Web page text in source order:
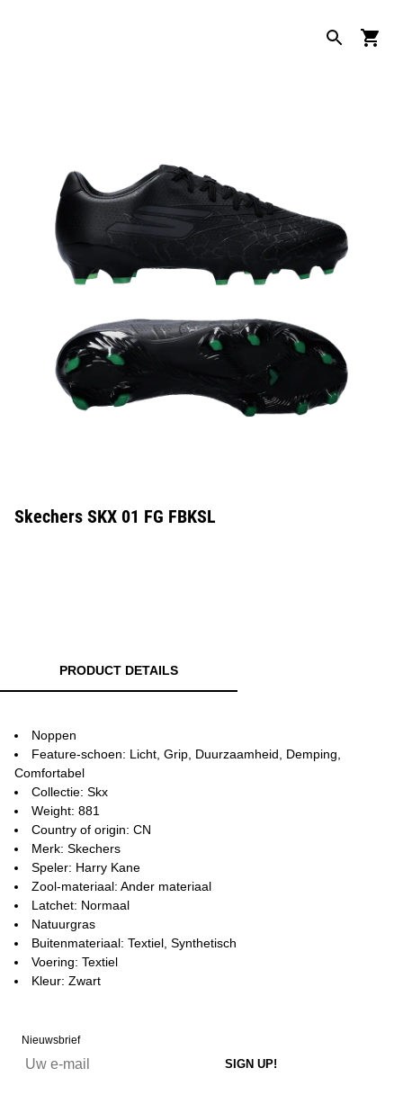
Skechers SKX 01 FG FBKSL
PRODUCT DETAILS
Noppen
Feature-schoen: Licht, Grip, Duurzaamheid, Demping,
Comfortabel
Collectie: Skx
Weight: 881
Country of origin: CN
Merk: Skechers
Speler: Harry Kane
Zool-materiaal: Ander materiaal
Latchet: Normaal
Natuurgras
Buitenmateriaal: Textiel, Synthetisch
Voering: Textiel
Kleur: Zwart
Nieuwsbrief